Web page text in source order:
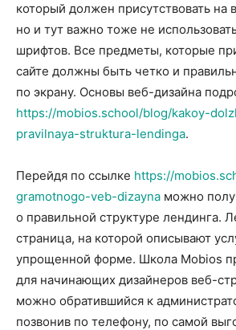
который должен присутствовать на
но и тут важно тоже не
шрифтов. Все предметы, которые
сайте должны быть четко и
по экрану. Основы веб-дизайна
https://mobios.school/blog/kakoy-
pravilnaya-struktura-lendinga.
Перейдя по ссылке https://
gramotnogo-veb-dizayna можно
о правильной структуре лендинга.
страница, на которой описывают
упрощенной форме. Школа Mobios
для начинающих дизайнеров веб-
можно обратившийся к
позвонив по телефону, по самой